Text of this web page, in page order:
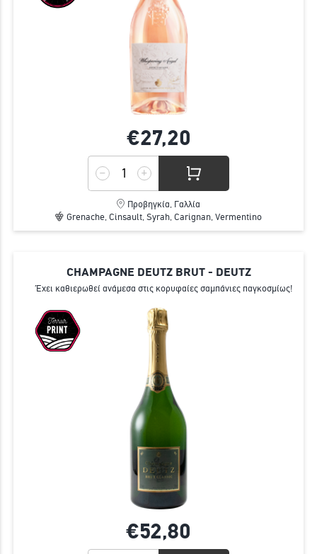
€27,20
Προβηγκία, Γαλλία
Grenache, Cinsault, Syrah, Carignan, Vermentino
CHAMPAGNE DEUTZ BRUT - DEUTZ
Έχει καθιερωθεί ανάμεσα στις κορυφαίες σαμπάνιες παγκοσμίως!
€52,80